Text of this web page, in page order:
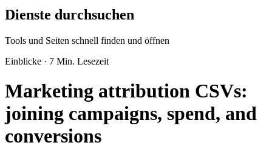
Dienste durchsuchen
Tools und Seiten schnell finden und öffnen
Einblicke · 7 Min. Lesezeit
Marketing attribution CSVs:
joining campaigns, spend, and
conversions